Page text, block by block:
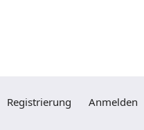
Registrierung Anmelden